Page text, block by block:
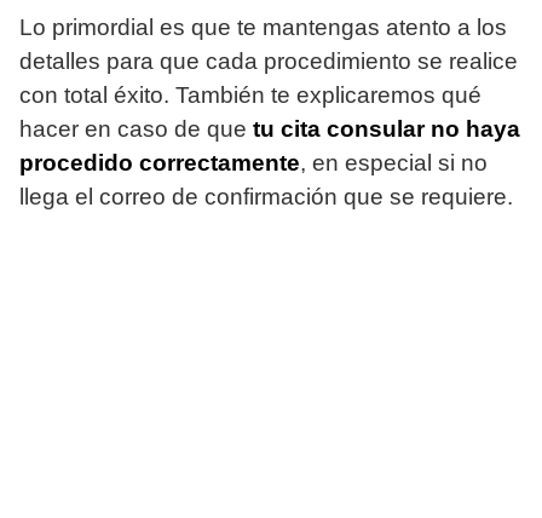
Lo primordial es que te mantengas atento a los
detalles para que cada procedimiento se realice
con total éxito. También te explicaremos qué
hacer en caso de que tu cita consular no haya
procedido correctamente, en especial si no
llega el correo de confirmación que se requiere.